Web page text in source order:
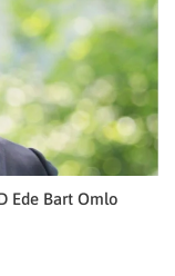
Ede Bart Omlo